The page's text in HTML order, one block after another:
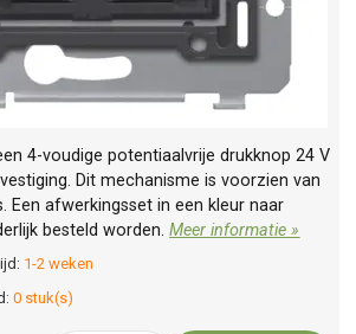
4-voudige potentiaalvrije drukknop 24 V
Dit mechanisme is voorzien van
Een afwerkingsset in een kleur naar
besteld worden.Meer informatie »
1-2 weken
0 stuk(s)